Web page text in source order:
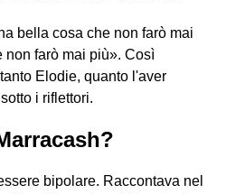
bella cosa che non farò mai
non farò mai più». Così
Elodie, quanto l'aver
i riflettori.
bipolare. Raccontava nel